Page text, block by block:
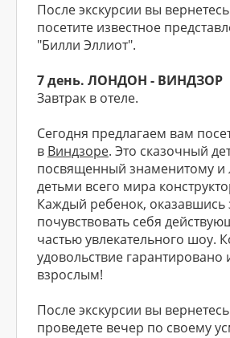
После экскурсии вы
посетите известное
"Билли Эллиот".
7 день. ЛОНДОН - ВИНДЗОР
Завтрак в отеле.
Сегодня предлагаем вам
в Виндзоре. Это сказочный
посвященный знаменитому
детьми всего мира
Каждый ребенок, оказавшись
почувствовать себя
частью увлекательного шоу.
удовольствие гарантировано
взрослым!
После экскурсии вы
проведете вечер по своему